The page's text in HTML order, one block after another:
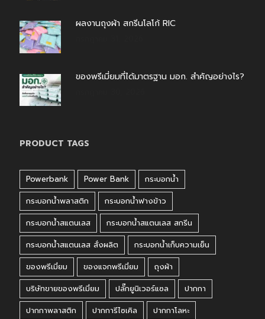
ผลงานถุงผ้า สกรีนโลโก้ RIC
ของพรีเมี่ยมที่ได้มาตรฐาน มอก. สำคัญอย่างไร?
PRODUCT TAGS
Powerbank Power Bank
กระบอกน้ำ
กระบอกน้ำพลาสติก
กระบอกน้ำฟางข้าว
กระบอกน้ำสแตนเลส
กระบอกน้ำสแตนเลส สกรีน
กระบอกน้ำสแตนเลส สั่งผลิต
กระบอกน้ำเก็บความเย็น
ของพรีเมี่ยม
ของแจกพรีเมี่ยม
ถุงผ้า
บริษัทขายของพรีเมี่ยม
ปลั๊กยูนิเวอร์แซล
ปากกา
ปากกาพลาสติก
ปากการีไซเคิล
ปากกาโลหะ